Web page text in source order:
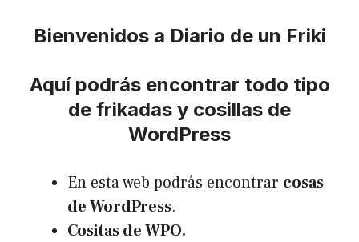
Bienvenidos a Diario de un Friki
Aquí podrás encontrar todo tipo
de frikadas y cosillas de
WordPress
En esta web podrás encontrar cosas
de WordPress.
Cositas de WPO.